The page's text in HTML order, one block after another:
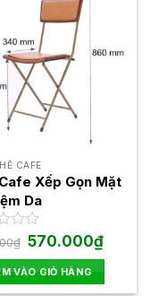
CAFE
Xếp Gọn Mặt
Da
₫ Giá
gốc
là:
650.000₫.
570.000₫Giá
hiện
tại
là:
VÀO GIỎ HÀNG